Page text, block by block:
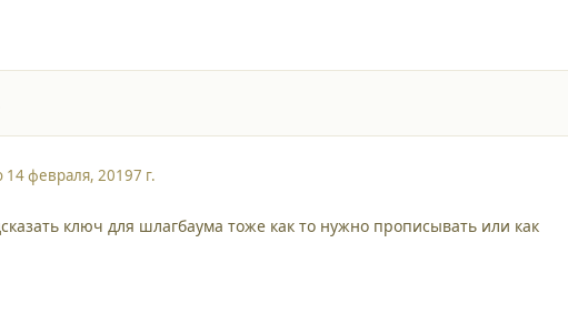
14 февраля, 20197 г.
ключ для шлагбаума тоже как то нужно прописывать или как